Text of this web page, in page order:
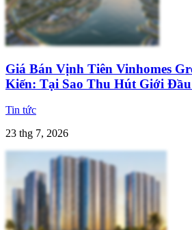
Giá Bán Vịnh Tiên Vinhomes
Kiến: Tại Sao Thu Hút Giới
Tin tức
23 thg 7, 2026